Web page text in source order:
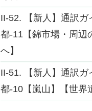
II-52. 【新人】通訳
都-11【錦市場・周辺
へ】
II-51. 【新人】通訳
都-10【嵐山】【世界